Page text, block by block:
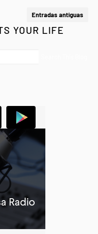
Entradas antiguas
YOUR LIFE